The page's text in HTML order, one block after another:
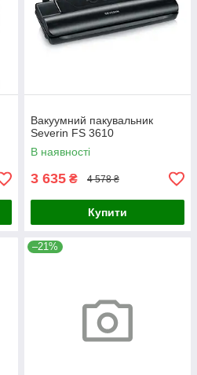
Вакуумний пакувальник
Severin FS 3610
В наявності
3 635 ₴ 4 578 ₴
Купити
–21%